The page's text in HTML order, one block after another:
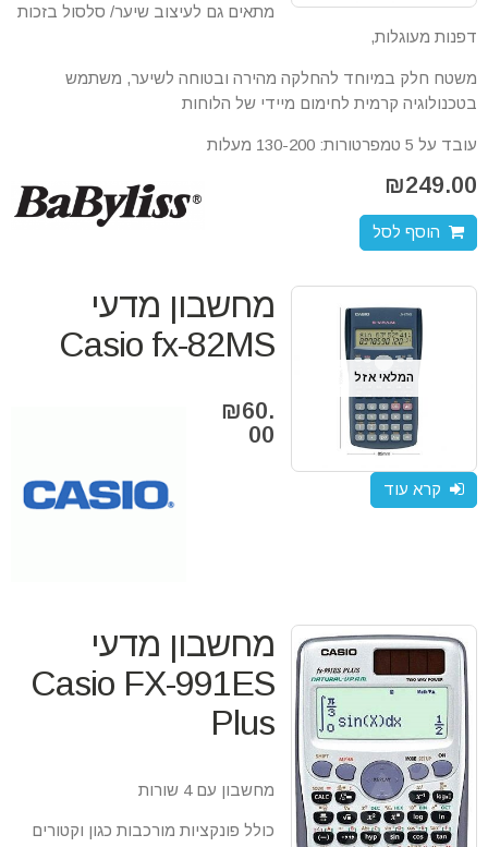
מתאים גם לעיצוב שיער/ סלסול בזכות
דפנות מעוגלות,
משטח חלק במיוחד להחלקה מהירה ובטוחה לשיער, משתמש
בטכנולוגיה קרמית לחימום מיידי של הלוחות
עובד על 5 טמפרטורות: 130-200 מעלות
₪249.00
הוסף לסל
המלאי אזל
מחשבון מדעי
Casio fx-82MS
₪60.
00
קרא עוד
מחשבון מדעי
Casio FX-991ES
Plus
מחשבון עם 4 שורות
כולל פונקציות מורכבות כגון וקטורים